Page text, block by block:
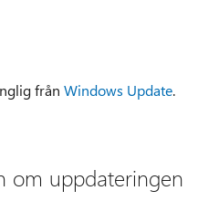
från Windows Update.
om uppdateringen